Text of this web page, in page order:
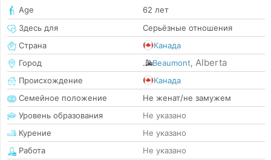
Age
62 лет
Здесь для
Серьёзные отношения
Страна
Канада
Город
Beaumont, Alberta
Происхождение
Канада
Семейное положение
Не женат/не замужем
Уровень образования
Не указано
Курение
Не указано
Работа
Не указано